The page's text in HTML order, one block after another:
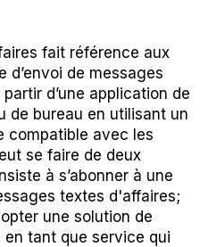
fait référence aux
d’envoi de messages
d’une application de
de bureau en utilisant un
compatible avec les
se faire de deux
à s’abonner à une
textes d'affaires;
une solution de
tant que service qui